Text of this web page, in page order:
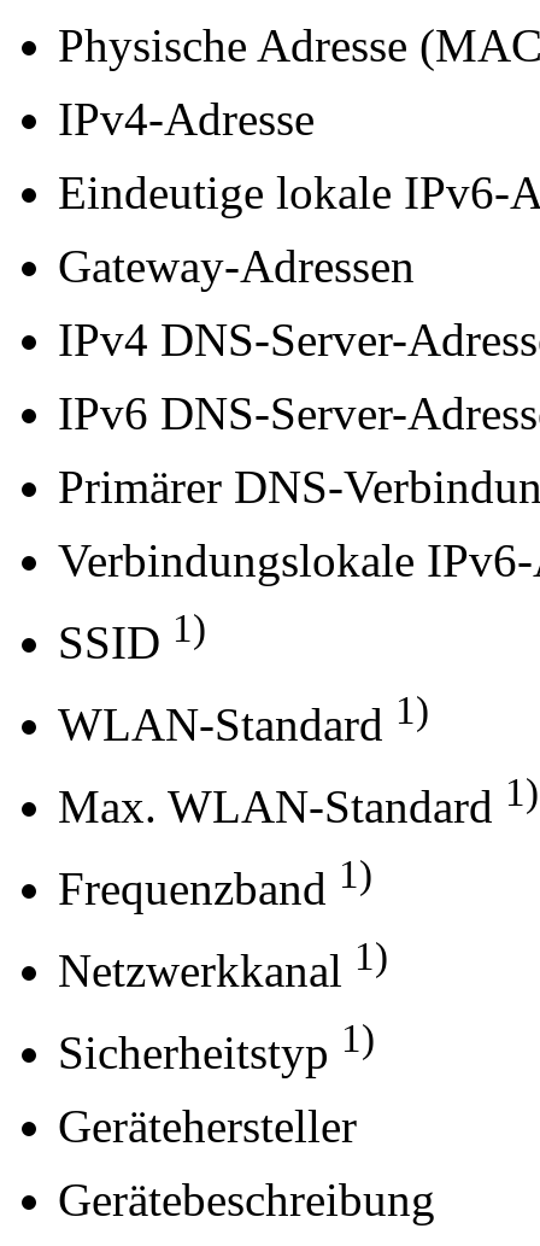
Physische Adresse
IPv4-Adresse
Eindeutige lokale IPv6-
Gateway-Adressen
IPv4 DNS-Server-
IPv6 DNS-Server-
Primärer DNS-
Verbindungslokale IPv6-
SSID 1)
WLAN-Standard 1)
Max. WLAN-Standard 1)
Frequenzband 1)
Netzwerkkanal 1)
Sicherheitstyp 1)
Gerätehersteller
Gerätebeschreibung